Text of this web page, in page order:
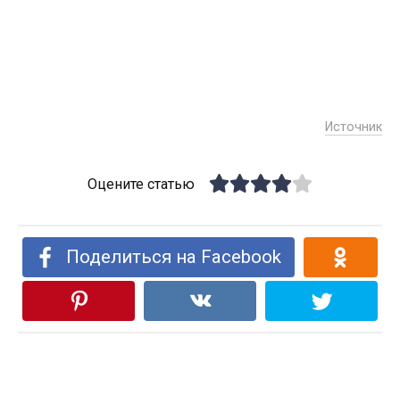
Источник
Оцените статью
Поделиться на Facebook